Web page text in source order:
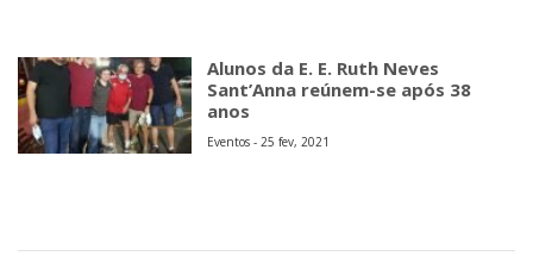
Alunos da E. E. Ruth Neves
Sant’Anna reúnem-se após 38
anos
Eventos - 25 fev, 2021